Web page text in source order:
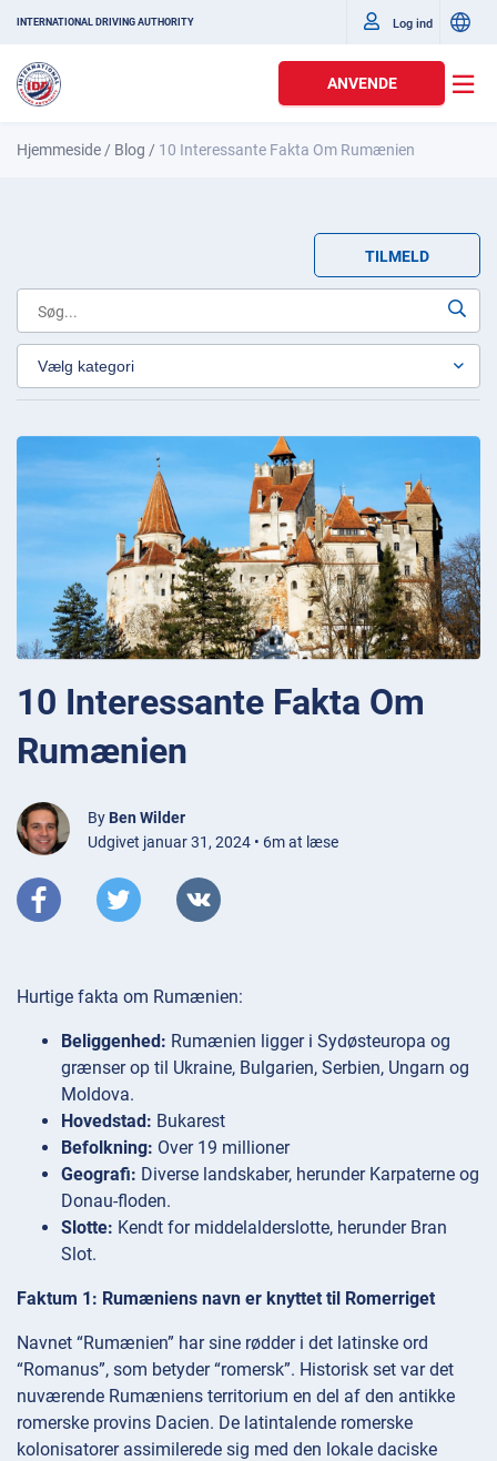
INTERNATIONAL DRIVING AUTHORITY Log ind
ANVENDE
Hjemmeside / Blog / 10 Interessante Fakta Om Rumænien
TILMELD
10 Interessante Fakta Om
Rumænien
By Ben Wilder
Udgivet januar 31, 2024 • 6m at læse
Hurtige fakta om Rumænien:
Beliggenhed: Rumænien ligger i Sydøsteuropa og
grænser op til Ukraine, Bulgarien, Serbien, Ungarn og
Moldova.
Hovedstad: Bukarest
Befolkning: Over 19 millioner
Geografi: Diverse landskaber, herunder Karpaterne og
Donau-floden.
Slotte: Kendt for middelalderslotte, herunder Bran
Slot.
Faktum 1: Rumæniens navn er knyttet til Romerriget
Navnet “Rumænien” har sine rødder i det latinske ord
“Romanus”, som betyder “romersk”. Historisk set var det
nuværende Rumæniens territorium en del af den antikke
romerske provins Dacien. De latintalende romerske
kolonisatorer assimilerede sig med den lokale daciske